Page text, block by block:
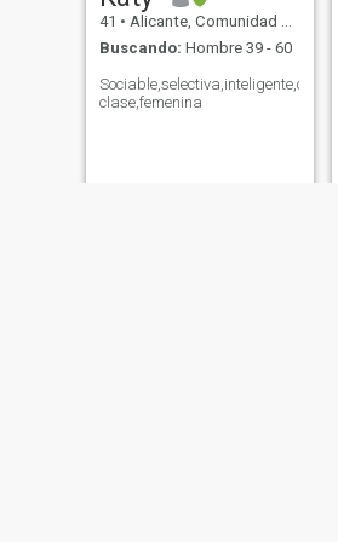
41 • Alicante, Comunidad Valenciana, España
Buscando: Hombre 39 - 60
Sociable,selectiva,inteligente,con
clase,femenina